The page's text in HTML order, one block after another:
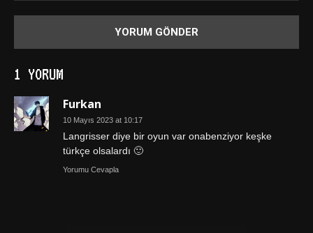
1 YORUM
Furkan
10 Mayıs 2023 at 10:17
Langrisser diye bir oyun var onabenziyor keşke
türkçe olsalardı 🙂
Yorumu Cevapla